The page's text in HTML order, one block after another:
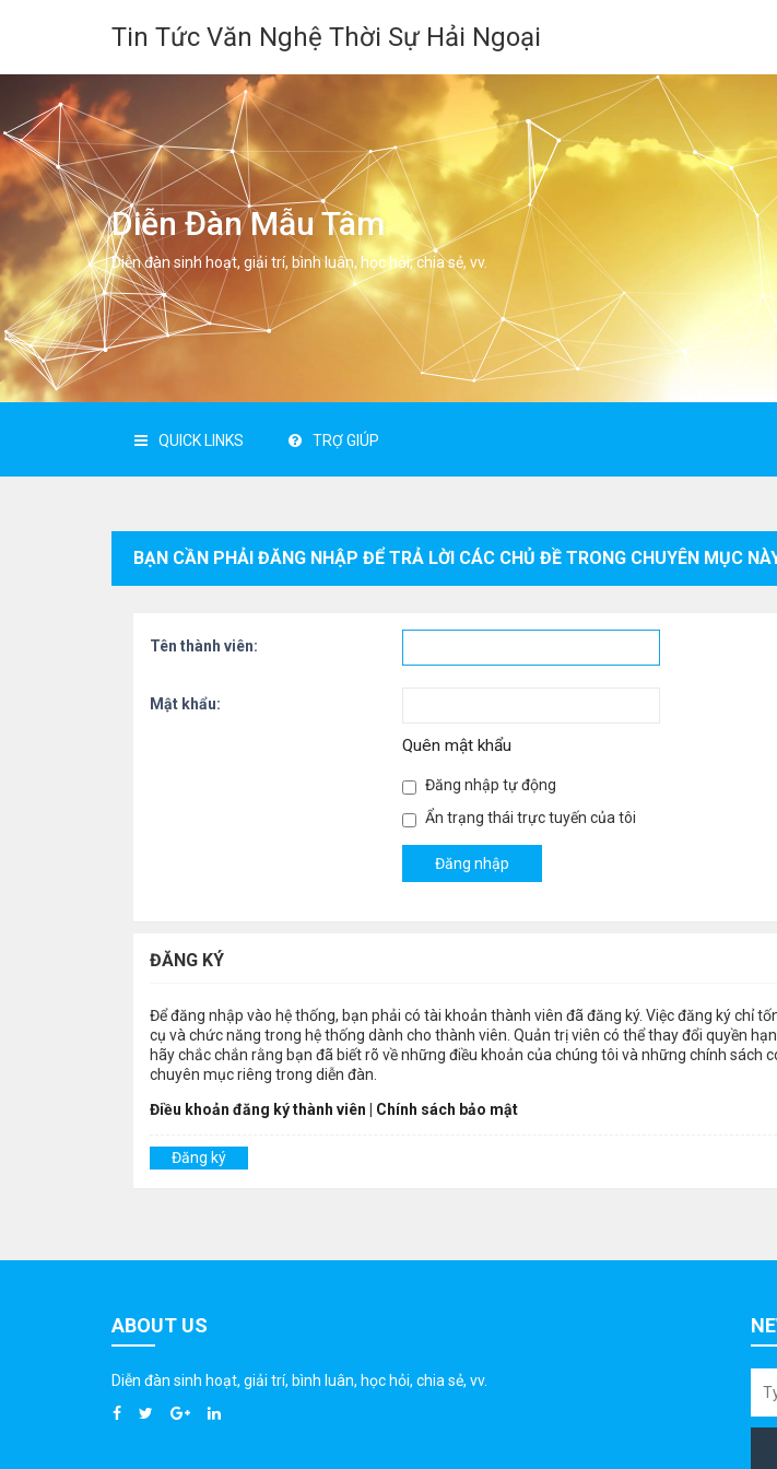
Tin Tức Văn Nghệ Thời Sự Hải Ngoại
Diễn Đàn Mẫu Tâm
Diễn đàn sinh hoạt, giải trí, bình luân, học hỏi, chia sẻ, vv.
QUICK LINKS TRỢ GIÚP
BẠN CẦN PHẢI ĐĂNG NHẬP ĐỂ TRẢ LỜI CÁC CHỦ ĐỀ TRONG CHUYÊN MỤC
Tên thành viên:
Mật khẩu:
Quên mật khẩu
Đăng nhập tự động
Ẩn trạng thái trực tuyến của tôi
ĐĂNG KÝ
Để đăng nhập vào hệ thống, bạn phải có tài khoản thành viên đã đăng ký. Việc đăng ký chỉ
cụ và chức năng trong hệ thống dành cho thành viên. Quản trị viên có thể thay đổi quyền
hãy chắc chắn rằng bạn đã biết rõ về những điều khoản của chúng tôi và những chính sách
chuyên mục riêng trong diễn đàn.
Điều khoản đăng ký thành viên
Chính sách bảo mật
Đăng ký
ABOUT US
Diễn đàn sinh hoạt, giải trí, bình luân, học hỏi, chia sẻ, vv.